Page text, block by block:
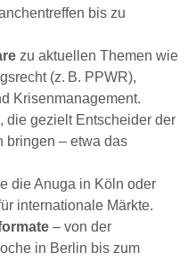
bis zu
zu aktuellen Themen wie
(z. B. PPWR),
Krisenmanagement.
, die gezielt Entscheider der
bringen – etwa das
die Anuga in Köln oder
internationale Märkte.
– von der
in Berlin bis zum